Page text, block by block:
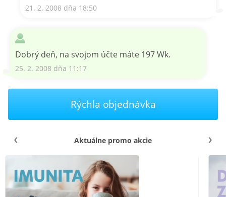
21. 2. 2008 dňa 18:50
Dobrý deň, na svojom účte máte 197 Wk.
25. 2. 2008 dňa 11:17
Rýchla objednávka
Aktuálne promo akcie